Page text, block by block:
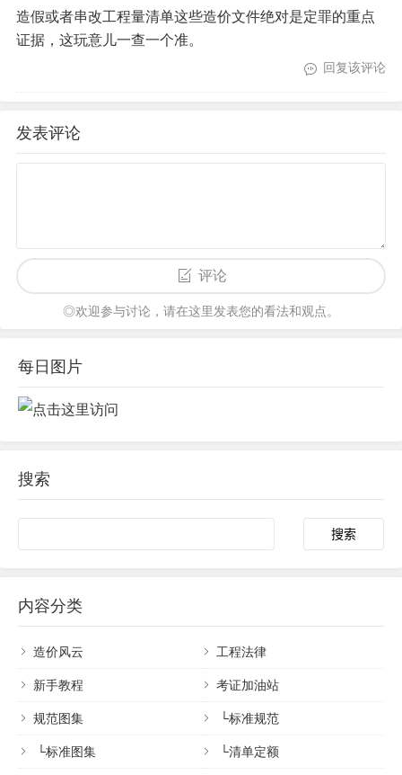
造假或者串改工程量清单这些造价文件绝对是定罪的重点
证据，这玩意儿一查一个准。
回复该评论
发表评论
评论
◎欢迎参与讨论，请在这里发表您的看法和观点。
每日图片
搜索
内容分类
造价风云 工程法律
新手教程 考证加油站
规范图集 └标准规范
└标准图集 └清单定额